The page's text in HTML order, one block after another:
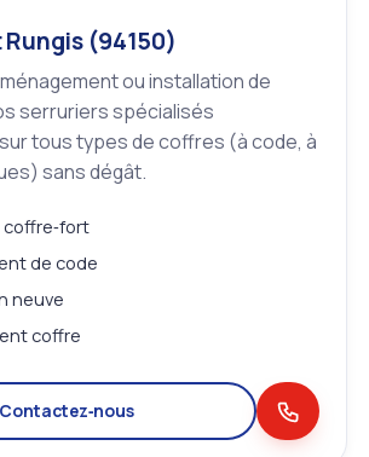
(94150)
ou installation de
serruriers spécialisés
tous types de coffres (à code, à
sans dégât.
de code
neuve
coffre
Contactez‑nous